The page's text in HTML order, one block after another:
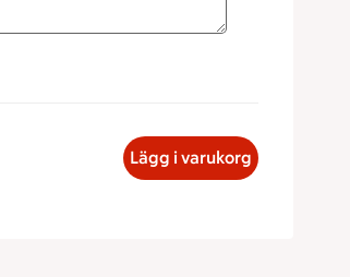
eller öka värdet, eller ange ett värde
Lägg i varukorg